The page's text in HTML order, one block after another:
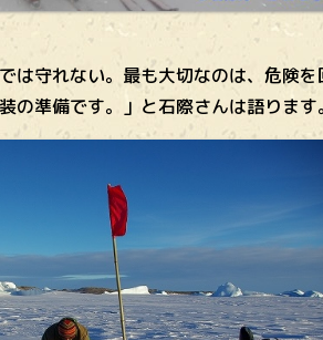
は守れない。最も大切なのは、危険
の準備です。」と石際さんは語ります